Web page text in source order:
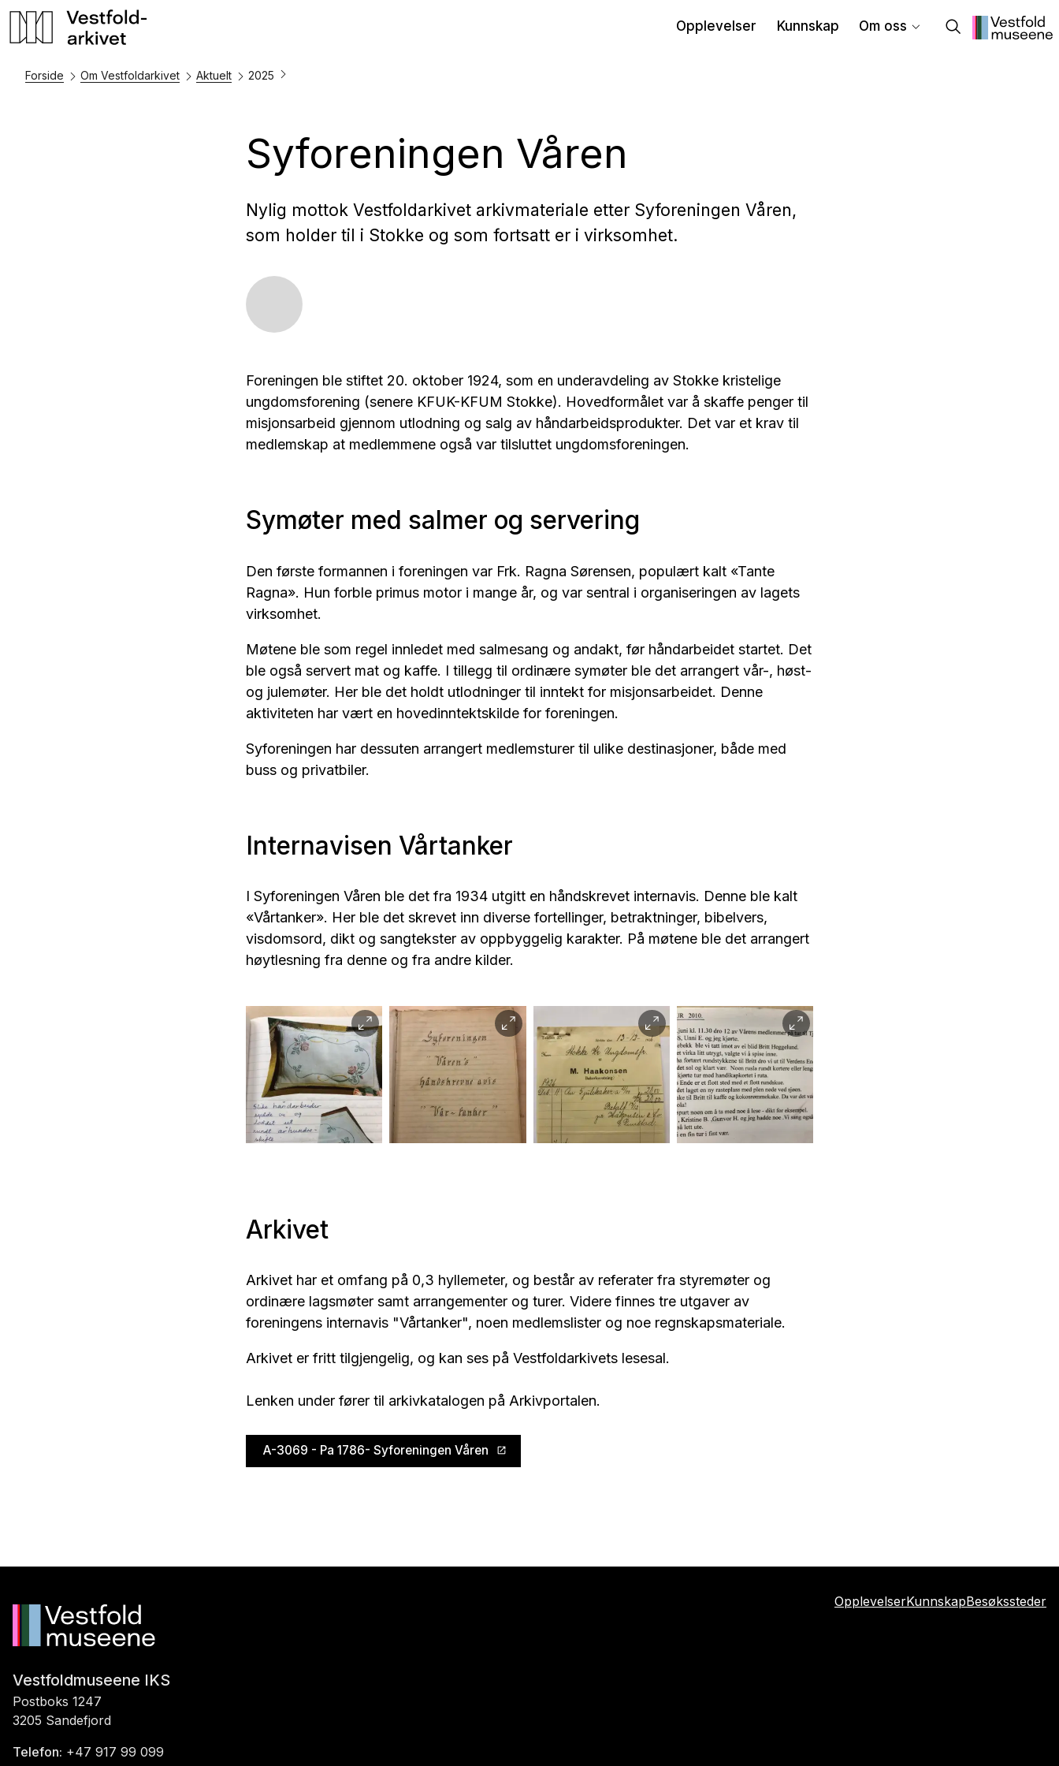
Opplevelser Kunnskap Om oss
Forside Om Vestfoldarkivet Aktuelt 2025
Syforeningen Våren
Nylig mottok Vestfoldarkivet arkivmateriale etter Syforeningen Våren,
som holder til i Stokke og som fortsatt er i virksomhet.
Foreningen ble stiftet 20. oktober 1924, som en underavdeling av Stokke kristelige
ungdomsforening (senere KFUK-KFUM Stokke). Hovedformålet var å skaffe penger til
misjonsarbeid gjennom utlodning og salg av håndarbeidsprodukter. Det var et krav til
medlemskap at medlemmene også var tilsluttet ungdomsforeningen.
Symøter med salmer og servering
Den første formannen i foreningen var Frk. Ragna Sørensen, populært kalt «Tante
Ragna». Hun forble primus motor i mange år, og var sentral i organiseringen av lagets
virksomhet.
Møtene ble som regel innledet med salmesang og andakt, før håndarbeidet startet. Det
ble også servert mat og kaffe. I tillegg til ordinære symøter ble det arrangert vår-, høst-
og julemøter. Her ble det holdt utlodninger til inntekt for misjonsarbeidet. Denne
aktiviteten har vært en hovedinntektskilde for foreningen.
Syforeningen har dessuten arrangert medlemsturer til ulike destinasjoner, både med
buss og privatbiler.
Internavisen Vårtanker
I Syforeningen Våren ble det fra 1934 utgitt en håndskrevet internavis. Denne ble kalt
«Vårtanker». Her ble det skrevet inn diverse fortellinger, betraktninger, bibelvers,
visdomsord, dikt og sangtekster av oppbyggelig karakter. På møtene ble det arrangert
høytlesning fra denne og fra andre kilder.
Et glimt fra
"Vårtanker",
Syforeningen
Vårens internavis.
Eivind
internavisen
Kvittering på fem
julekaker til 4
Vårtur av nyere
dato, nærmere
Arkivet
Arkivet har et omfang på 0,3 hyllemeter, og består av referater fra styremøter og
ordinære lagsmøter samt arrangementer og turer. Videre finnes tre utgaver av
foreningens internavis "Vårtanker", noen medlemslister og noe regnskapsmateriale.
Arkivet er fritt tilgjengelig, og kan ses på Vestfoldarkivets lesesal.
Lenken under fører til arkivkatalogen på Arkivportalen.
A-3069 - Pa 1786- Syforeningen Våren
OpplevelserKunnskapBesøkssteder
Vestfoldmuseene IKS
Postboks 1247
3205 Sandefjord
Telefon: +47 917 99 099